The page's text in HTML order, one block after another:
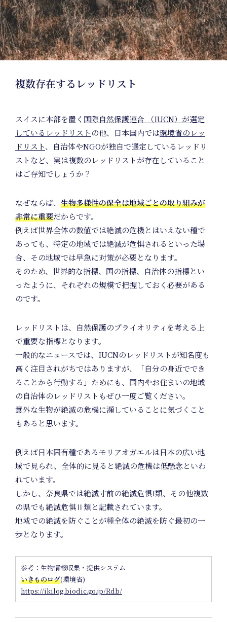
複数存在するレッドリスト
スイスに本部を置く 国際自然保護連合 （IUCN）が選定
しているレッドリスト の他、日本国内では環境省のレッ
ドリスト、自治体やNGOが独自で選定しているレッドリ
ストなど、実は複数のレッドリストが存在していること
はご存知でしょうか？
なぜならば、 生物多様性の保全は地域ごとの取り組みが
非常に重要だからです。
例えば世界全体の数値では絶滅の危機とはいえない種で
あっても、特定の地域では絶滅が危惧されるといった場
合、その地域では早急に対策が必要となります。
そのため、世界的な指標、国の指標、自治体の指標とい
ったように、それぞれの規模で把握しておく必要がある
のです。
レッドリストは、自然保護のプライオリティを考える上
で重要な指標となります。
一般的なニュースでは、IUCNのレッドリストが知名度も
高く注目されがちではありますが、「自分の身近ででき
ることから行動する」ためにも、国内やお住まいの地域
の自治体のレッドリストもぜひ一度ご覧ください。
意外な生物が絶滅の危機に瀕していることに気づくこと
もあると思います。
例えば日本固有種であるモリアオガエルは日本の広い地
域で見られ、全体的に見ると絶滅の危機は低懸念といわ
れています。
しかし、奈良県では絶滅寸前の絶滅危惧I類、その他複数
の県でも絶滅危惧Ⅱ類と記載されています。
地域での絶滅を防ぐことが種全体の絶滅を防ぐ最初の一
歩となります。
参考：生物情報収集・提供システム
いきものログ(環境省)
https://ikilog.biodic.go.jp/Rdb/